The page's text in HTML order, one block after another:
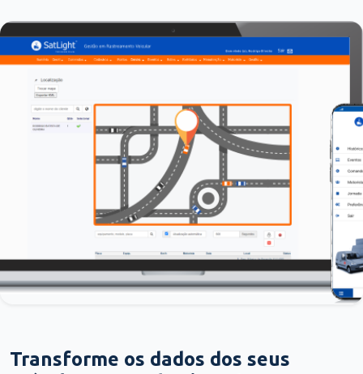
Transforme os dados dos seus